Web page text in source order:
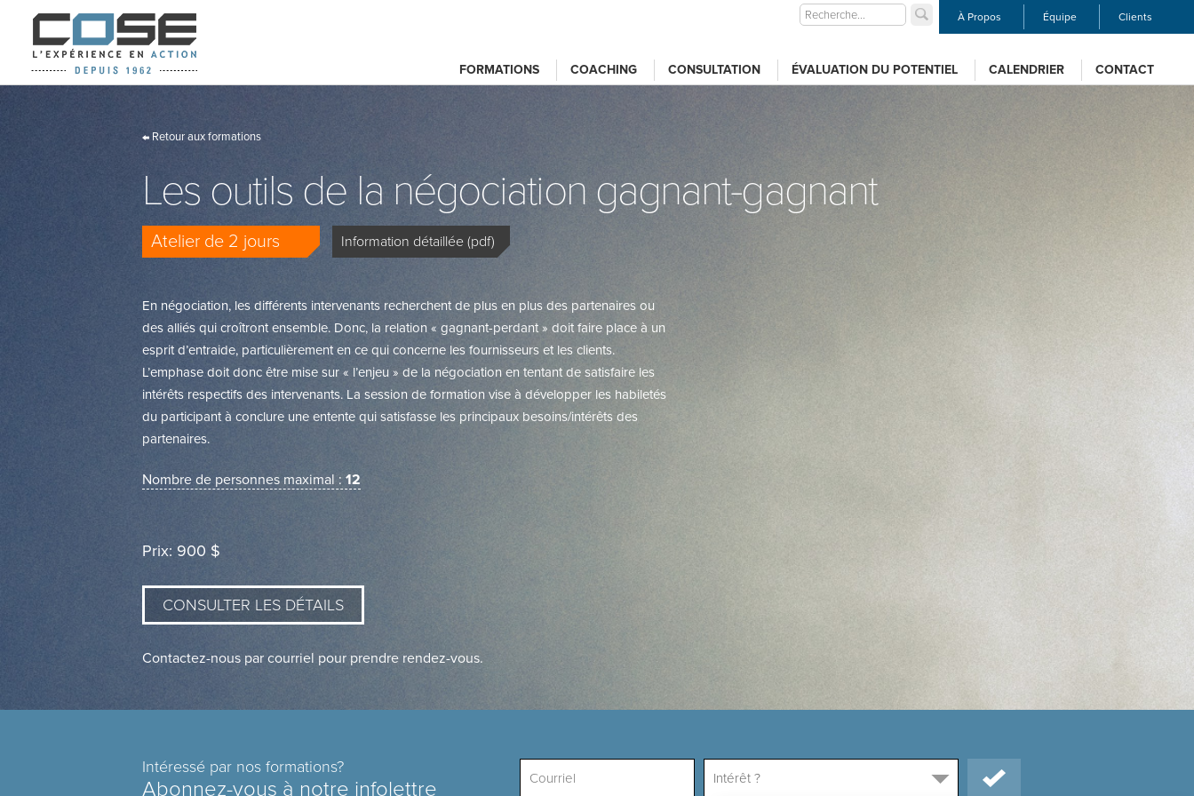
À Propos Équipe Clients
FORMATIONS COACHING CONSULTATION ÉVALUATION DU POTENTIEL CALENDRIER CONTACT
Retour aux formations
Les outils de la négociation gagnant-gagnant
Atelier de 2 jours Information détaillée (pdf)
En négociation, les différents intervenants recherchent de plus en plus des partenaires ou
des alliés qui croîtront ensemble. Donc, la relation « gagnant-perdant » doit faire place à un
esprit d’entraide, particulièrement en ce qui concerne les fournisseurs et les clients.
L’emphase doit donc être mise sur « l’enjeu » de la négociation en tentant de satisfaire les
intérêts respectifs des intervenants. La session de formation vise à développer les habiletés
du participant à conclure une entente qui satisfasse les principaux besoins/intérêts des
partenaires.
Nombre de personnes maximal : 12
Prix: 900 $
CONSULTER LES DÉTAILS
Contactez-nous par courriel pour prendre rendez-vous.
Intéressé par nos formations?
Abonnez-vous à notre infolettre Intérêt ?